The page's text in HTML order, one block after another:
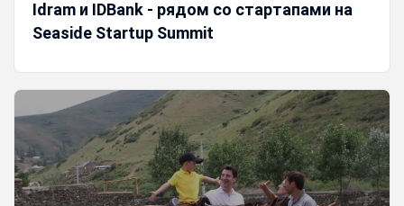
Idram и IDBank - рядом со стартапами на
Seaside Startup Summit